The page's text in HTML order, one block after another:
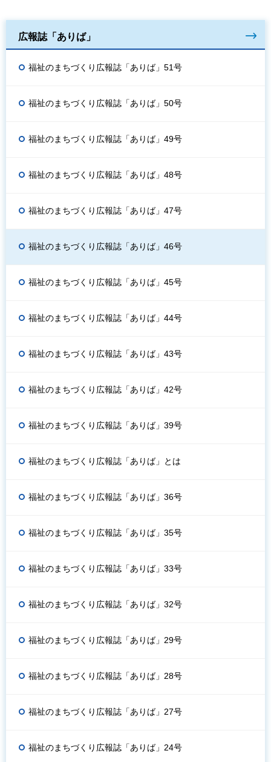
広報誌「ありば」
福祉のまちづくり広報誌「ありば」51号
福祉のまちづくり広報誌「ありば」50号
福祉のまちづくり広報誌「ありば」49号
福祉のまちづくり広報誌「ありば」48号
福祉のまちづくり広報誌「ありば」47号
福祉のまちづくり広報誌「ありば」46号
福祉のまちづくり広報誌「ありば」45号
福祉のまちづくり広報誌「ありば」44号
福祉のまちづくり広報誌「ありば」43号
福祉のまちづくり広報誌「ありば」42号
福祉のまちづくり広報誌「ありば」39号
福祉のまちづくり広報誌「ありば」とは
福祉のまちづくり広報誌「ありば」36号
福祉のまちづくり広報誌「ありば」35号
福祉のまちづくり広報誌「ありば」33号
福祉のまちづくり広報誌「ありば」32号
福祉のまちづくり広報誌「ありば」29号
福祉のまちづくり広報誌「ありば」28号
福祉のまちづくり広報誌「ありば」27号
福祉のまちづくり広報誌「ありば」24号